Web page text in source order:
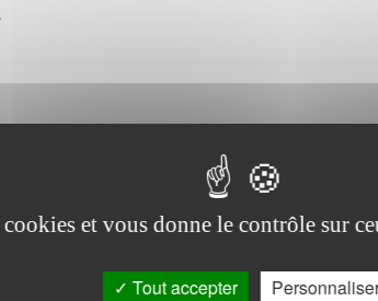
Office de tourisme de
Tourville-sur-Sienne
et vous donne le contrôle sur
Tout accepter